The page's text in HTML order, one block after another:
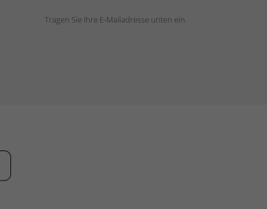
Tragen Sie Ihre E-Mailadresse unten ein.